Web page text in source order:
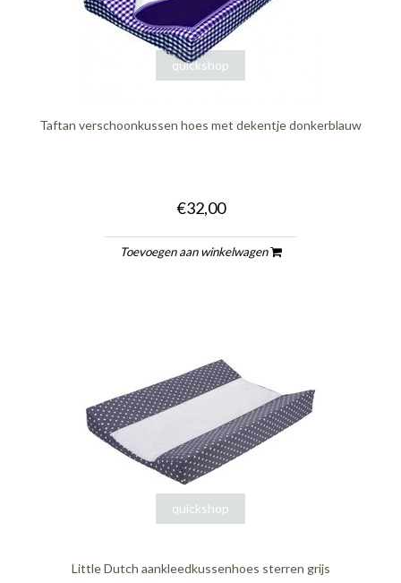
quickshop
Taftan verschoonkussen hoes met dekentje donkerblauw
€32,00
Toevoegen aan winkelwagen
quickshop
Little Dutch aankleedkussenhoes sterren grijs